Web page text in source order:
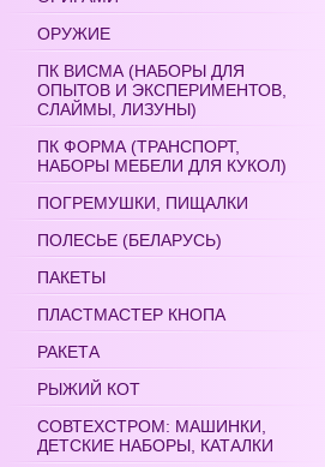
ОРУЖИЕ
ПК ВИСМА (НАБОРЫ ДЛЯ
ОПЫТОВ И ЭКСПЕРИМЕНТОВ,
СЛАЙМЫ, ЛИЗУНЫ)
ПК ФОРМА (ТРАНСПОРТ,
НАБОРЫ МЕБЕЛИ ДЛЯ КУКОЛ)
ПОГРЕМУШКИ, ПИЩАЛКИ
ПОЛЕСЬЕ (БЕЛАРУСЬ)
ПАКЕТЫ
ПЛАСТМАСТЕР КНОПА
РАКЕТА
РЫЖИЙ КОТ
СОВТЕХСТРОМ: МАШИНКИ,
ДЕТСКИЕ НАБОРЫ, КАТАЛКИ